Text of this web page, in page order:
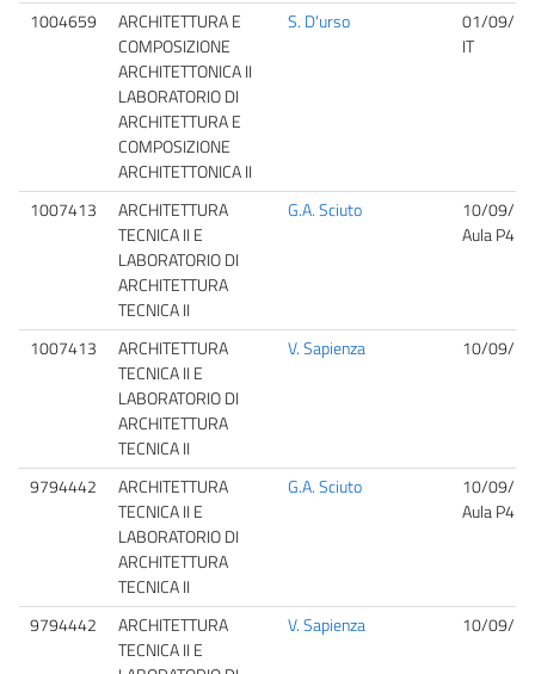
1004659
ARCHITETTURA E
COMPOSIZIONE
ARCHITETTONICA II
LABORATORIO DI
ARCHITETTURA E
COMPOSIZIONE
ARCHITETTONICA II
S. D'urso
01/09/
IT
1007413
ARCHITETTURA
TECNICA II E
LABORATORIO DI
ARCHITETTURA
TECNICA II
G.A. Sciuto
10/09/
Aula P4
1007413
ARCHITETTURA
TECNICA II E
LABORATORIO DI
ARCHITETTURA
TECNICA II
V. Sapienza 10/09/
9794442
ARCHITETTURA
TECNICA II E
LABORATORIO DI
ARCHITETTURA
TECNICA II
G.A. Sciuto
10/09/
Aula P4
9794442
ARCHITETTURA
TECNICA II E
V. Sapienza 10/09/